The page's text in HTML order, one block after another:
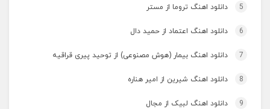
5 دانلود اهنگ تروما از مستر
6 دانلود اهنگ اعتماد از حمید دال
7 دانلود اهنگ بیمار (هوش مصنوعی) از توحید پیری قراقیه
8 دانلود اهنگ شیرین از امیر هناره
9 دانلود اهنگ لبیک از مجال